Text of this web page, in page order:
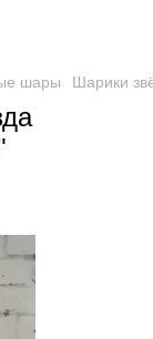
шары Шарики